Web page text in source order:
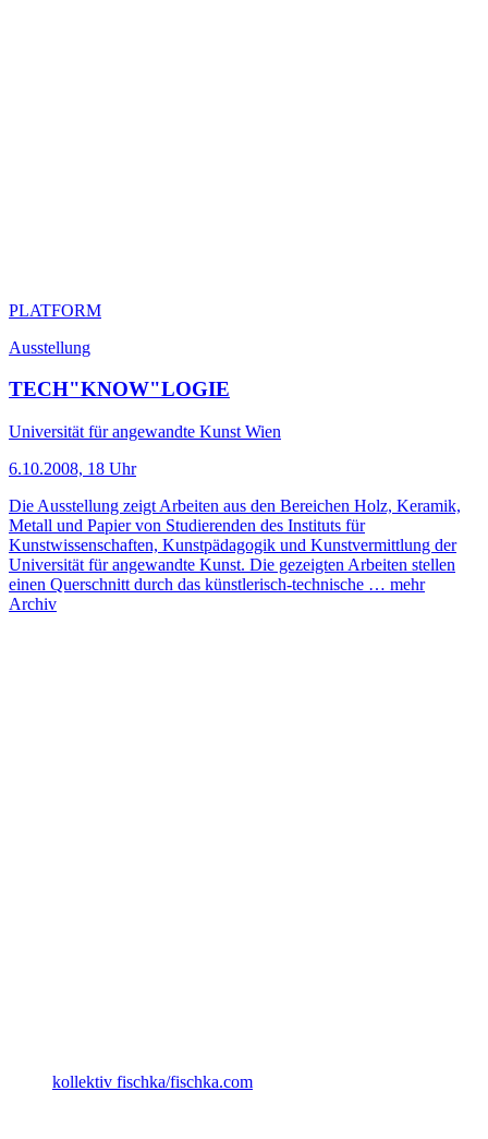
PLATFORM
Ausstellung
TECH"KNOW"LOGIE
Universität für angewandte Kunst Wien
6.10.2008, 18 Uhr
Die Ausstellung zeigt Arbeiten aus den Bereichen Holz, Keramik,
Metall und Papier von Studierenden des Instituts für
Kunstwissenschaften, Kunstpädagogik und Kunstvermittlung der
Universität für angewandte Kunst. Die gezeigten Arbeiten stellen
einen Querschnitt durch das künstlerisch-technische … mehr
Archiv
kollektiv fischka/fischka.com